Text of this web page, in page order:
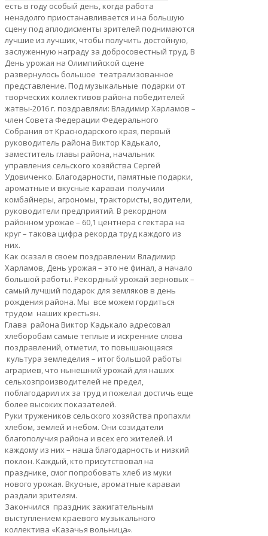
есть в году особый день, когда работа
ненадолго приостанавливается и на большую
сцену под аплодисменты зрителей поднимаются
лучшие из лучших, чтобы получить достойную,
заслуженную награду за добросовестный труд. В
День урожая на Олимпийской сцене
развернулось большое театрализованное
представление. Под музыкальные подарки от
творческих коллективов района победителей
жатвы-2016 г. поздравляли: Владимир Харламов –
член Совета Федерации Федерального
Собрания от Краснодарского края, первый
руководитель района Виктор Кадькало,
заместитель главы района, начальник
управления сельского хозяйства Сергей
Удовиченко. Благодарности, памятные подарки,
ароматные и вкусные караваи получили
комбайнеры, агрономы, трактористы, водители,
руководители предприятий. В рекордном
районном урожае – 60,1 центнера с гектара на
круг – такова цифра рекорда труд каждого из
них.
Как сказал в своем поздравлении Владимир
Харламов, День урожая – это не финал, а начало
большой работы. Рекордный урожай зерновых –
самый лучший подарок для земляков в день
рождения района. Мы все можем гордиться
трудом наших крестьян.
Глава района Виктор Кадькало адресовал
хлеборобам самые теплые и искренние слова
поздравлений, отметил, то повышающаяся
культура земледелия – итог большой работы
аграриев, что нынешний урожай для наших
сельхозпроизводителей не предел,
поблагодарил их за труд и пожелал достичь еще
более высоких показателей.
Руки тружеников сельского хозяйства пропахли
хлебом, землей и небом. Они созидатели
благополучия района и всех его жителей. И
каждому из них – наша благодарность и низкий
поклон. Каждый, кто присутствовал на
празднике, смог попробовать хлеб из муки
нового урожая. Вкусные, ароматные караваи
раздали зрителям.
Закончился праздник зажигательным
выступлением краевого музыкального
коллектива «Казачья вольница».